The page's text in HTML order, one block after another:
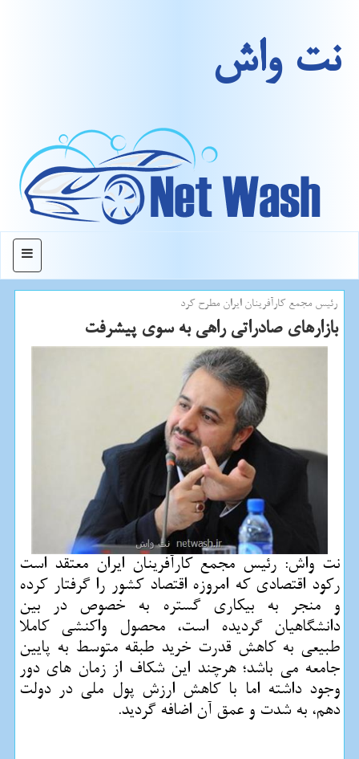
نت واش
منو
رئیس مجمع كارآفرینان ایران مطرح كرد
بازارهای صادراتی راهی به سوی پیشرفت
نت واش: رئیس مجمع كارآفرینان ایران معتقد است
ركود اقتصادی كه امروزه اقتصاد كشور را گرفتار كرده
و منجر به بیكاری گستره به خصوص در بین
دانشگاهیان گردیده است، محصول واكنشی كاملا
طبیعی به كاهش قدرت خرید طبقه متوسط به پایین
جامعه می باشد؛ هرچند این شكاف از زمان های دور
وجود داشته اما با كاهش ارزش پول ملی در دولت
دهم، به شدت و عمق آن اضافه گردید.